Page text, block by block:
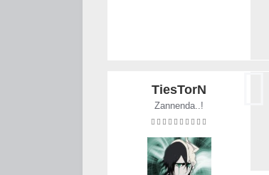
TiesTorN
Zannenda..!